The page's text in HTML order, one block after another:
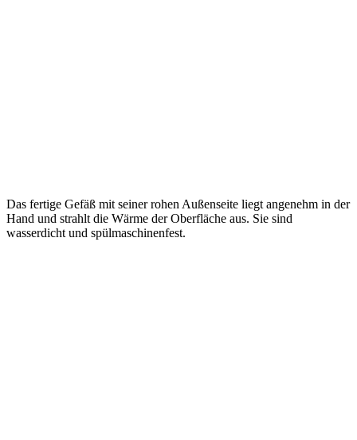
Das fertige Gefäß mit seiner rohen Außenseite liegt angenehm in der
Hand und strahlt die Wärme der Oberfläche aus. Sie sind
wasserdicht und spülmaschinenfest.